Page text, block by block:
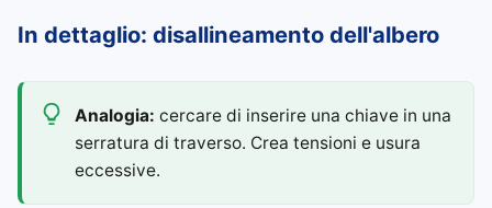
In dettaglio: disallineamento dell'albero
Analogia: cercare di inserire una chiave in una
serratura di traverso. Crea tensioni e usura
eccessive.